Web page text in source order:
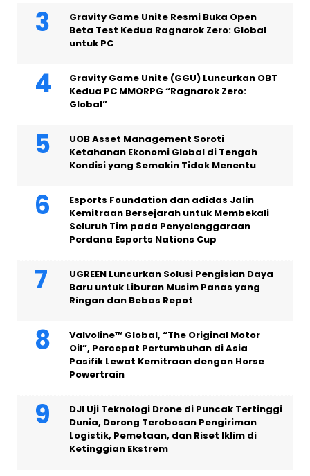
Gravity Game Unite Resmi Buka Open
Beta Test Kedua Ragnarok Zero: Global
untuk PC
Gravity Game Unite (GGU) Luncurkan OBT
Kedua PC MMORPG “Ragnarok Zero:
Global”
UOB Asset Management Soroti
Ketahanan Ekonomi Global di Tengah
Kondisi yang Semakin Tidak Menentu
Esports Foundation dan adidas Jalin
Kemitraan Bersejarah untuk Membekali
Seluruh Tim pada Penyelenggaraan
Perdana Esports Nations Cup
UGREEN Luncurkan Solusi Pengisian Daya
Baru untuk Liburan Musim Panas yang
Ringan dan Bebas Repot
Valvoline™ Global, “The Original Motor
Oil”, Percepat Pertumbuhan di Asia
Pasifik Lewat Kemitraan dengan Horse
Powertrain
DJI Uji Teknologi Drone di Puncak Tertinggi
Dunia, Dorong Terobosan Pengiriman
Logistik, Pemetaan, dan Riset Iklim di
Ketinggian Ekstrem